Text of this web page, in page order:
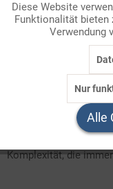
Friedrich Schillers
Rezeptionsgeschichte
verschiedene
autobiografische
Seit jeher gehört
meistaufgeführten
Beliebtheit des
Komplexität, die
Marketing
Diese Website
Funktionalität bieten
Verwendung
Nur
Alle